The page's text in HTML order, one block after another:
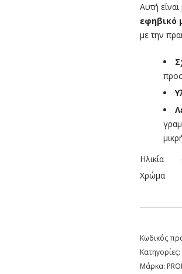
Αυτή
εφηβικό
με την
Ηλικία
Χρώμα
Κωδικός
Κατηγορίες:
Μάρκα: